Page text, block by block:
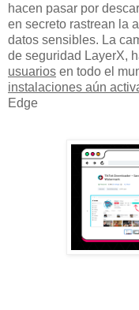
hacen pasar por
en secreto rastrean la
datos sensibles. La
de seguridad LayerX,
usuarios en todo el
instalaciones aún
Edge